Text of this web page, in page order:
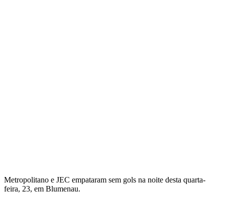
Metropolitano e JEC empataram sem gols na noite desta quarta-
feira, 23, em Blumenau.